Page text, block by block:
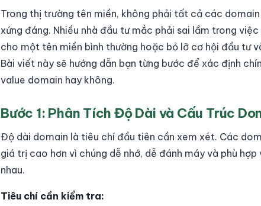
Trong thị trường tên miền, không phải tất cả các
xứng đáng. Nhiều nhà đầu tư mắc phải sai lầm trong
cho một tên miền bình thường hoặc bỏ lỡ cơ hội đầu tư
Bài viết này sẽ hướng dẫn bạn từng bước để xác định
value domain hay không.
Bước 1: Phân Tích Độ Dài và Cấu Trúc
Độ dài domain là tiêu chí đầu tiên cần xem xét. Các
giá trị cao hơn vì chúng dễ nhớ, dễ đánh máy và phù
nhau.
Tiêu chí cần kiểm tra: